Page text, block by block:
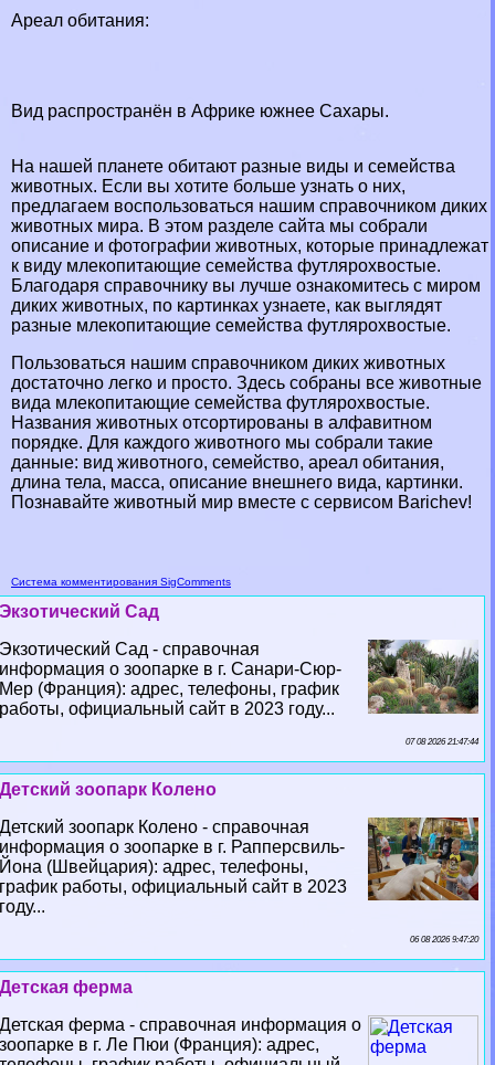
Ареал обитания:
Вид распространён в Африке южнее Сахары.
На нашей планете обитают разные виды и семейства
животных. Если вы хотите больше узнать о них,
предлагаем воспользоваться нашим справочником диких
животных мира. В этом разделе сайта мы собрали
описание и фотографии животных, которые принадлежат
к виду млекопитающие семейства футлярохвостые.
Благодаря справочнику вы лучше ознакомитесь с миром
диких животных, по картинках узнаете, как выглядят
разные млекопитающие семейства футлярохвостые.
Пользоваться нашим справочником диких животных
достаточно легко и просто. Здесь собраны все животные
вида млекопитающие семейства футлярохвостые.
Названия животных отсортированы в алфавитном
порядке. Для каждого животного мы собрали такие
данные: вид животного, семейство, ареал обитания,
длина тела, масса, описание внешнего вида, картинки.
Познавайте животный мир вместе с сервисом Barichev!
Система комментирования SigComments
Экзотический Сад
Экзотический Сад - справочная
информация о зоопарке в г. Санари-Сюр-
Мер (Франция): адрес, телефоны, график
работы, официальный сайт в 2023 году...
07 08 2026 21:47:44
Детский зоопарк Колено
Детский зоопарк Колено - справочная
информация о зоопарке в г. Рапперсвиль-
Йона (Швейцария): адрес, телефоны,
график работы, официальный сайт в 2023
году...
06 08 2026 9:47:20
Детская ферма
Детская ферма - справочная информация о
зоопарке в г. Ле Пюи (Франция): адрес,